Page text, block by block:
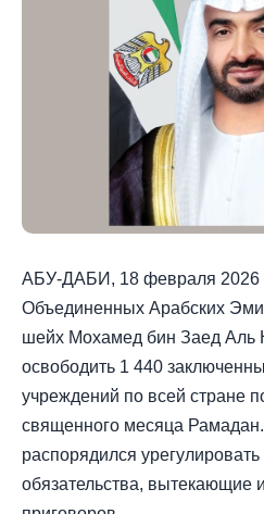
АБУ-ДАБИ, 18 февраля 2026
Объединенных Арабских
шейх Мохамед бин Заед Аль
освободить 1 440
учреждений по всей стране
священного месяца
распорядился
обязательства, вытекающие